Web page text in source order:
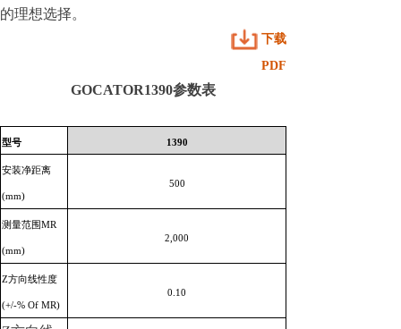
的理想选择。
下载
PDF
GOCATOR1390参数表
型号 1390
安装净距离
(mm)
500
测量范围MR
(mm)
2,000
Z方向线性度
(+/-% Of MR)
0.10